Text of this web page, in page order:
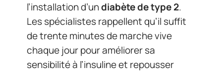
l’installation d’undiabète de type 2.
Les spécialistes rappellent qu’il suffit
de trente minutes de marche vive
chaque jour pour améliorer sa
sensibilité à l’insuline et repousser